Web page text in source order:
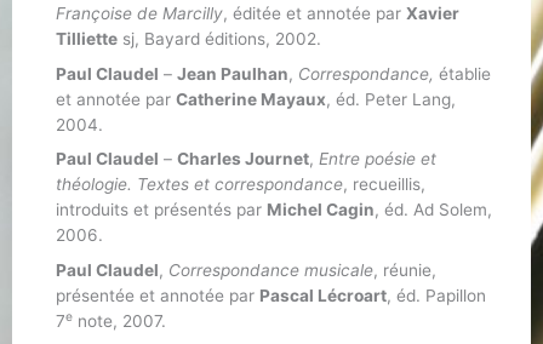
Françoise de Marcilly, éditée et annotée par Xavier
Tilliettesj, Bayard éditions, 2002.
Paul Claudel – Jean Paulhan, Correspondance, établie
et annotée par Catherine Mayaux, éd. Peter Lang,
2004.
Paul Claudel – Charles Journet, Entre poésie et
théologie. Textes et correspondance, recueillis,
introduits et présentés par Michel Cagin, éd. Ad Solem,
2006.
Paul Claudel, Correspondance musicale, réunie,
présentée et annotée par Pascal Lécroart, éd. Papillon
7enote, 2007.